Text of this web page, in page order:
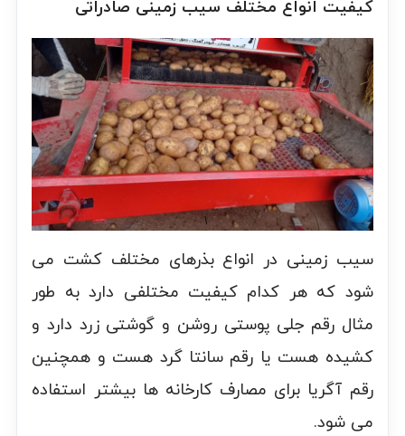
کیفیت انواع مختلف سیب زمینی صادراتی
سیب زمینی در انواع بذرهای مختلف کشت می
شود که هر کدام کیفیت مختلفی دارد به طور
مثال رقم جلی پوستی روشن و گوشتی زرد دارد و
کشیده هست یا رقم سانتا گرد هست و همچنین
رقم آگریا برای مصارف کارخانه ها بیشتر استفاده
می شود.